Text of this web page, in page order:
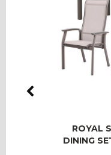
ROYAL
DINING